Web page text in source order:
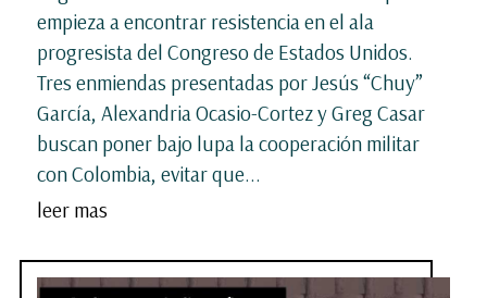
empieza a encontrar resistencia en el ala
progresista del Congreso de Estados Unidos.
Tres enmiendas presentadas por Jesús “Chuy”
García, Alexandria Ocasio-Cortez y Greg Casar
buscan poner bajo lupa la cooperación militar
con Colombia, evitar que...
leer mas